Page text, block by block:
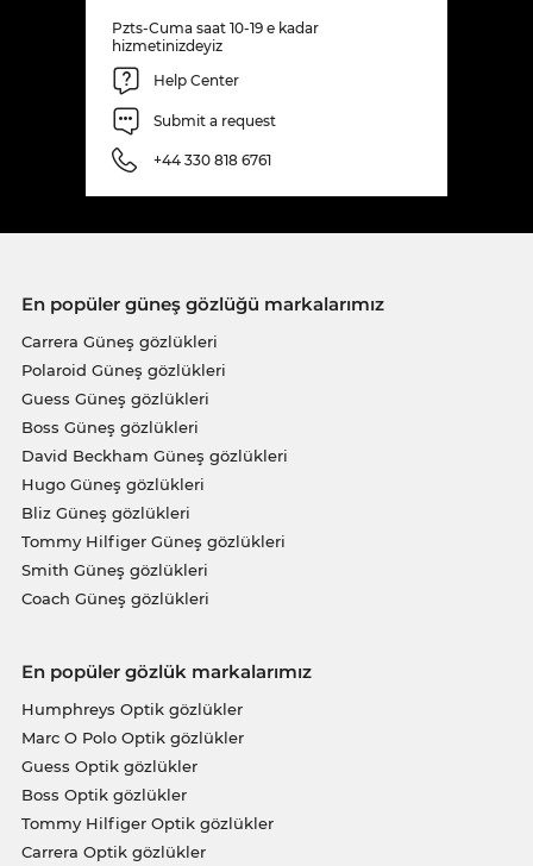
Pzts-Cuma saat 10-19 e kadar
hizmetinizdeyiz
Help Center
Submit a request
+44 330 818 6761
En popüler güneş gözlüğü markalarımız
Carrera Güneş gözlükleri
Polaroid Güneş gözlükleri
Guess Güneş gözlükleri
Boss Güneş gözlükleri
David Beckham Güneş gözlükleri
Hugo Güneş gözlükleri
Bliz Güneş gözlükleri
Tommy Hilfiger Güneş gözlükleri
Smith Güneş gözlükleri
Coach Güneş gözlükleri
En popüler gözlük markalarımız
Humphreys Optik gözlükler
Marc O Polo Optik gözlükler
Guess Optik gözlükler
Boss Optik gözlükler
Tommy Hilfiger Optik gözlükler
Carrera Optik gözlükler